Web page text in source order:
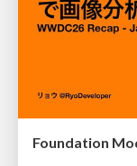
Foundation